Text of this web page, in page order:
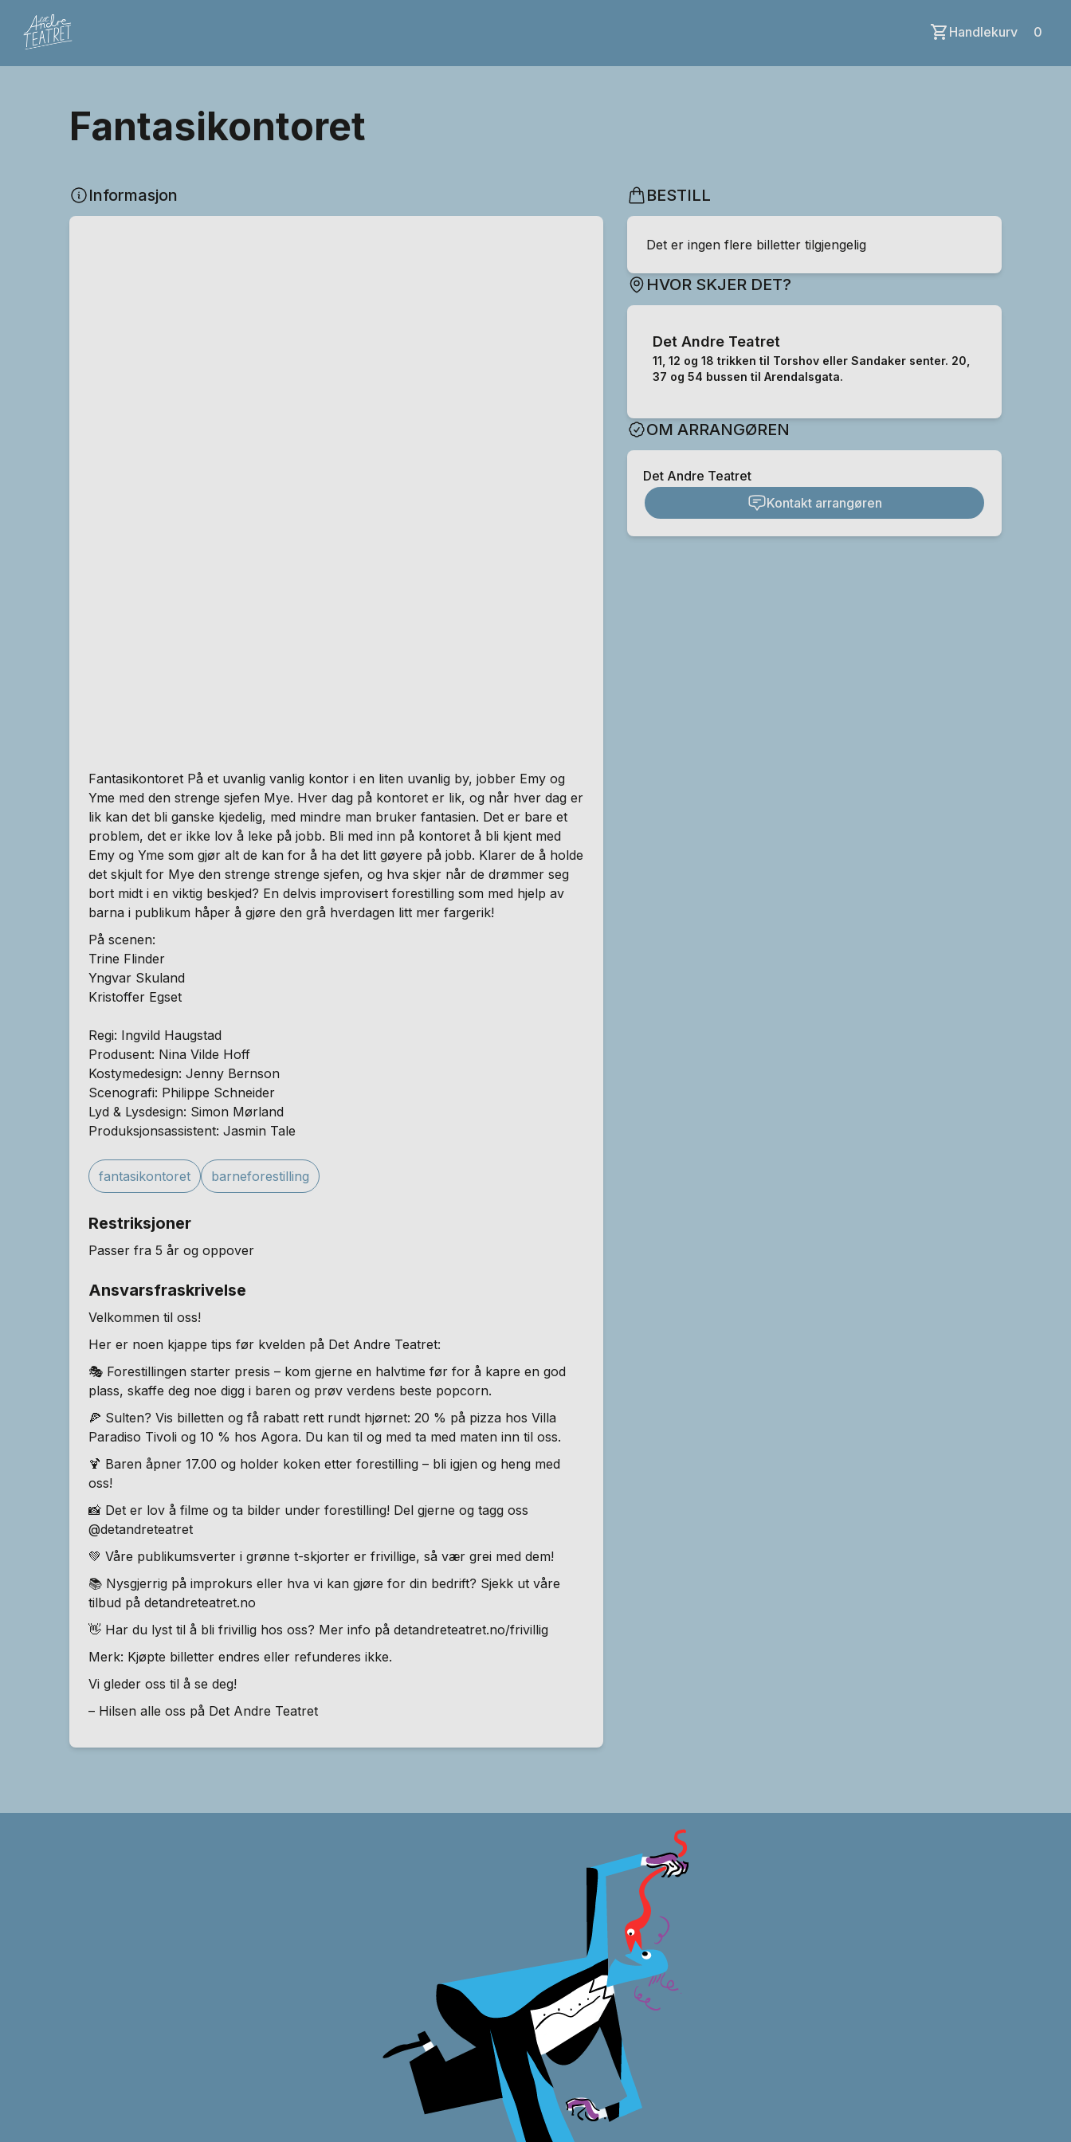
Handlekurv 0
Fantasikontoret
Informasjon
Fantasikontoret På et uvanlig vanlig kontor i en liten uvanlig by, jobber Emy og
Yme med den strenge sjefen Mye. Hver dag på kontoret er lik, og når hver dag er
lik kan det bli ganske kjedelig, med mindre man bruker fantasien. Det er bare et
problem, det er ikke lov å leke på jobb. Bli med inn på kontoret å bli kjent med
Emy og Yme som gjør alt de kan for å ha det litt gøyere på jobb. Klarer de å holde
det skjult for Mye den strenge strenge sjefen, og hva skjer når de drømmer seg
bort midt i en viktig beskjed? En delvis improvisert forestilling som med hjelp av
barna i publikum håper å gjøre den grå hverdagen litt mer fargerik!
På scenen:
Trine Flinder
Yngvar Skuland
Kristoffer Egset
Regi: Ingvild Haugstad
Produsent: Nina Vilde Hoff
Kostymedesign: Jenny Bernson
Scenografi: Philippe Schneider
Lyd & Lysdesign: Simon Mørland
Produksjonsassistent: Jasmin Tale
fantasikontoret barneforestilling
Restriksjoner
Passer fra 5 år og oppover
Ansvarsfraskrivelse
Velkommen til oss!
Her er noen kjappe tips før kvelden på Det Andre Teatret:
🎭 Forestillingen starter presis – kom gjerne en halvtime før for å kapre en god
plass, skaffe deg noe digg i baren og prøv verdens beste popcorn.
🍕 Sulten? Vis billetten og få rabatt rett rundt hjørnet: 20 % på pizza hos Villa
Paradiso Tivoli og 10 % hos Agora. Du kan til og med ta med maten inn til oss.
🍹 Baren åpner 17.00 og holder koken etter forestilling – bli igjen og heng med
oss!
📸 Det er lov å filme og ta bilder under forestilling! Del gjerne og tagg oss
@detandreteatret
💚 Våre publikumsverter i grønne t-skjorter er frivillige, så vær grei med dem!
📚 Nysgjerrig på improkurs eller hva vi kan gjøre for din bedrift? Sjekk ut våre
tilbud på detandreteatret.no
👋 Har du lyst til å bli frivillig hos oss? Mer info på detandreteatret.no/frivillig
Merk: Kjøpte billetter endres eller refunderes ikke.
Vi gleder oss til å se deg!
– Hilsen alle oss på Det Andre Teatret
BESTILL
Det er ingen flere billetter tilgjengelig
HVOR SKJER DET?
Det Andre Teatret
11, 12 og 18 trikken til Torshov eller Sandaker senter. 20,
37 og 54 bussen til Arendalsgata.
OM ARRANGØREN
Det Andre Teatret
Kontakt arrangøren